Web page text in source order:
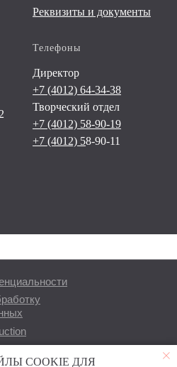
Реквизиты и документы
Телефоны
Директор
+7 (4012) 64-34-38
Творческий отдел
+7 (4012) 58-90-19
+7 (4012) 58-90-11
COOKIE ДЛЯ